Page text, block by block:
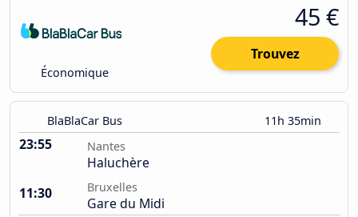
Économique
45 €
Trouvez
BlaBlaCar Bus 11h 35min
23:55 Nantes
Haluchère
11:30
Bruxelles
Gare du Midi